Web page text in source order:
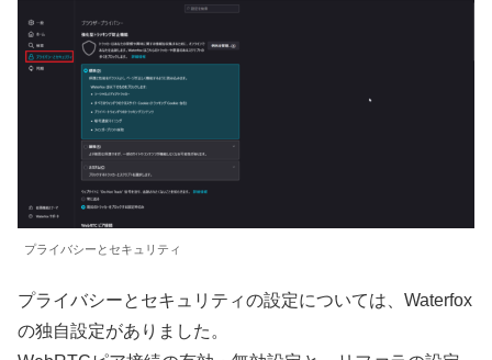
プライバシーとセキュリティ
プライバシーとセキュリティの設定については、Waterfox
の独自設定がありました。